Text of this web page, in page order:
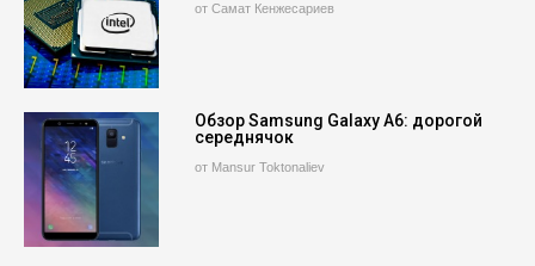
от Самат Кенжесариев
Обзор Samsung Galaxy A6: дорогой
середнячок
от Mansur Toktonaliev